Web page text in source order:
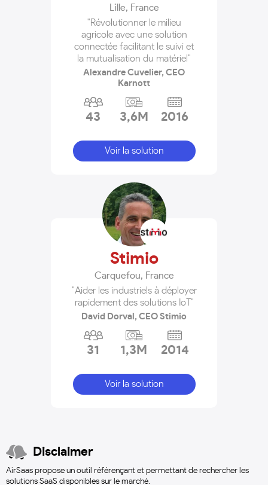
Lille, France
"Révolutionner le milieu
agricole avec une solution
connectée facilitant le suivi et
la mutualisation du matériel"
Alexandre Cuvelier, CEO
Karnott
43 3,6M 2016
Voir la solution
Stimio
Carquefou, France
"Aider les industriels à déployer
rapidement des solutions IoT"
David Dorval, CEO Stimio
31 1,3M 2014
Voir la solution
Disclaimer
AirSaas propose un outil référençant et permettant de rechercher les
solutions SaaS disponibles sur le marché.